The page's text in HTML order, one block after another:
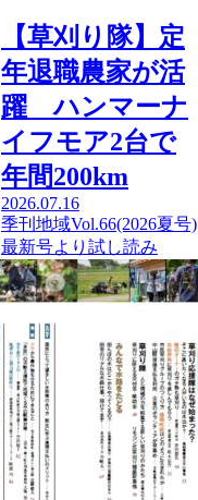
【草刈り隊】定
年退職農家が活
躍 ハンマーナ
イフモア2台で
年間200km
2026.07.16
季刊地域Vol.66(2026夏号)
最新号より 試し読み